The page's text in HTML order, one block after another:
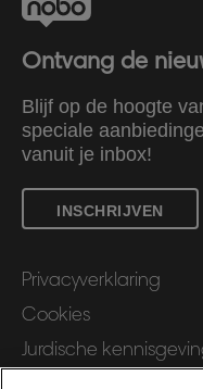
Ontvang de
Blijf op de hoogte
speciale
vanuit je inbox!
INSCHRIJVEN
Privacyverklaring
Cookies
Jurdische